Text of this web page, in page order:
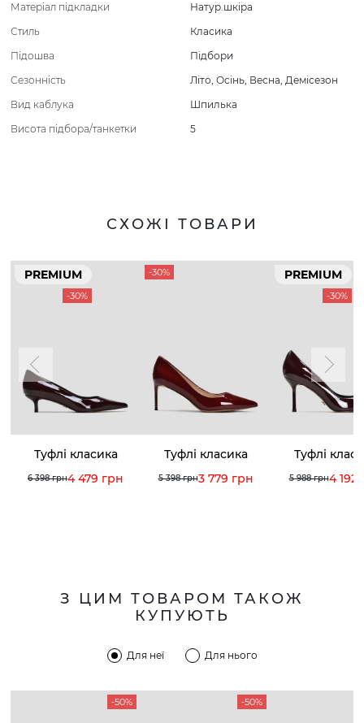
Матеріал підкладки
Натур.шкіра
Стиль
Класика
Підошва
Підбори
Сезонність
Літо, Осінь, Весна, Демісезон
Вид каблука
Шпилька
Висота підбора/танкетки
5
СХОЖІ ТОВАРИ
PREMIUM
-30%
Туфлі класика
6 398 грн4 479 грн
-30%
Туфлі класика
5 398 грн3 779 грн
PREMIUM
-30%
Туфлі
5 988 грн4 192
З ЦИМ ТОВАРОМ ТАКОЖ
КУПУЮТЬ
Для неї Для нього
-50% -50%